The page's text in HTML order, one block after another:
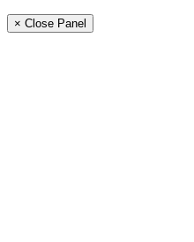
× Close Panel